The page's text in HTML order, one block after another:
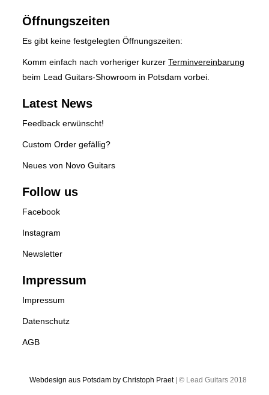
Öffnungszeiten
Es gibt keine festgelegten Öffnungszeiten:
Komm einfach nach vorheriger kurzerTerminvereinbarung
beim Lead Guitars-Showroom in Potsdam vorbei.
Latest News
Feedback erwünscht!
Custom Order gefällig?
Neues von Novo Guitars
Follow us
Facebook
Instagram
Newsletter
Impressum
Impressum
Datenschutz
AGB
Webdesign aus Potsdam by Christoph Praet| © Lead Guitars 2018